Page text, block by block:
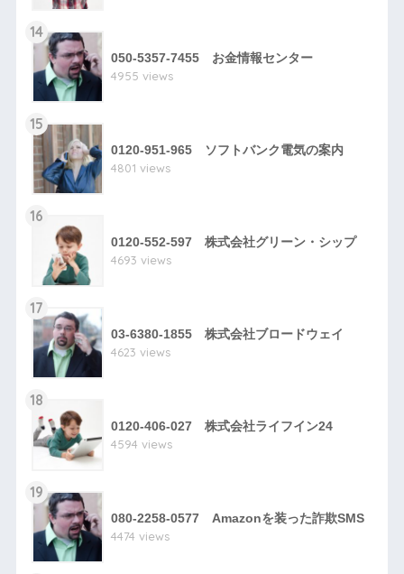
14
050-5357-7455 お金情報センター
4955 views
15
0120-951-965 ソフトバンク電気の案内
4801 views
16
0120-552-597 株式会社グリーン・シップ
4693 views
17
03-6380-1855 株式会社ブロードウェイ
4623 views
18
0120-406-027 株式会社ライフイン24
4594 views
19
080-2258-0577 Amazonを装った詐欺SMS
4474 views